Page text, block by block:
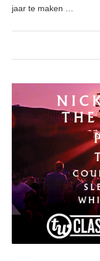
jaar te maken …